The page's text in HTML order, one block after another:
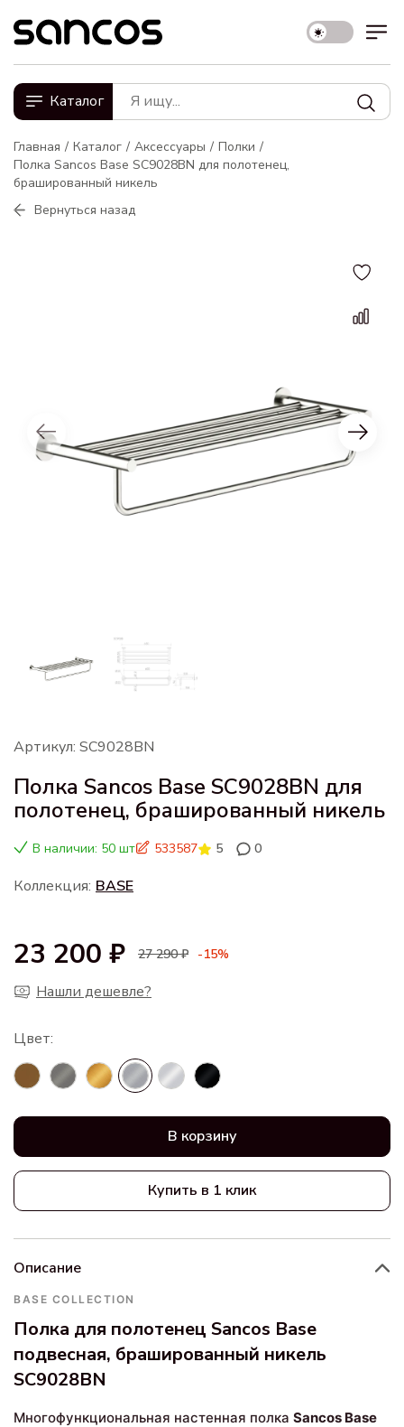
Каталог
Главная Каталог Аксессуары
Полки
Полка Sancos Base SC9028BN для полотенец,
брашированный никель
Вернуться назад
Артикул: SC9028BN
Полка Sancos Base SC9028BN для
полотенец, брашированный никель
В наличии: 50 шт 533587 5 0
Коллекция: BASE
23 200 ₽ 27 290 ₽ -15%
Нашли дешевле?
В корзину
Купить в 1 клик
Описание
BASE COLLECTION
Полка для полотенец Sancos Base
подвесная, брашированный никель
SC9028BN
Многофункциональная настенная полка Sancos Base